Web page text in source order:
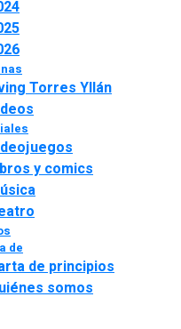
Torres Yllán
y comics
de
de principios
somos